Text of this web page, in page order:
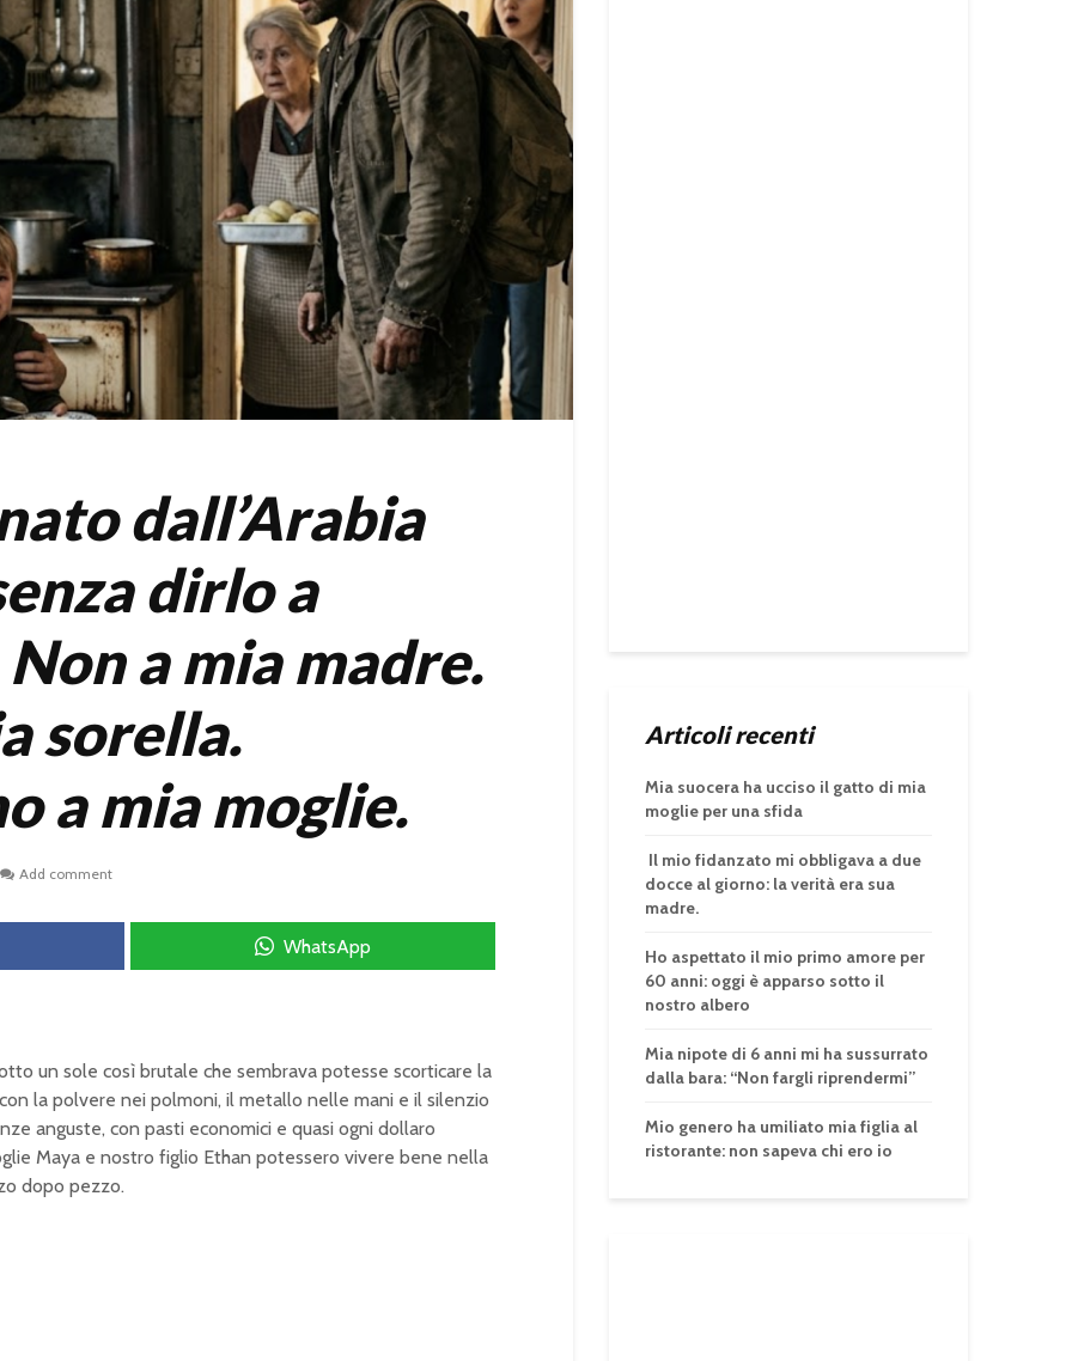
dall’Arabia
dirlo a
a mia madre.
sorella.
a mia moglie.
Add comment
WhatsApp
un sole così brutale che sembrava potesse scorticare la
la polvere nei polmoni, il metallo nelle mani e il silenzio
anguste, con pasti economici e quasi ogni dollaro
Maya e nostro figlio Ethan potessero vivere bene nella
dopo pezzo.
Articoli recenti
Mia suocera ha ucciso il gatto di mia
moglie per una sfida
Il mio fidanzato mi obbligava a due
docce al giorno: la verità era sua
madre.
Ho aspettato il mio primo amore per
60 anni: oggi è apparso sotto il
nostro albero
Mia nipote di 6 anni mi ha sussurrato
dalla bara: “Non fargli riprendermi”
Mio genero ha umiliato mia figlia al
ristorante: non sapeva chi ero io